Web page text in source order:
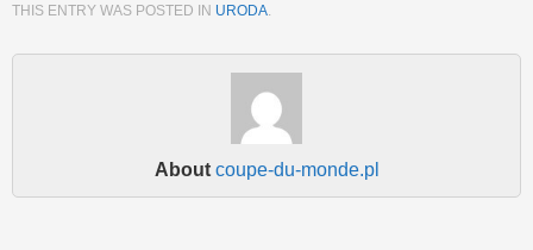
THIS ENTRY WAS POSTED IN URODA.
About coupe-du-monde.pl